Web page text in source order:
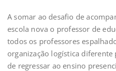
A somar ao desafio de
escola nova o professor de
todos os professores
organização logística
de regressar ao ensino